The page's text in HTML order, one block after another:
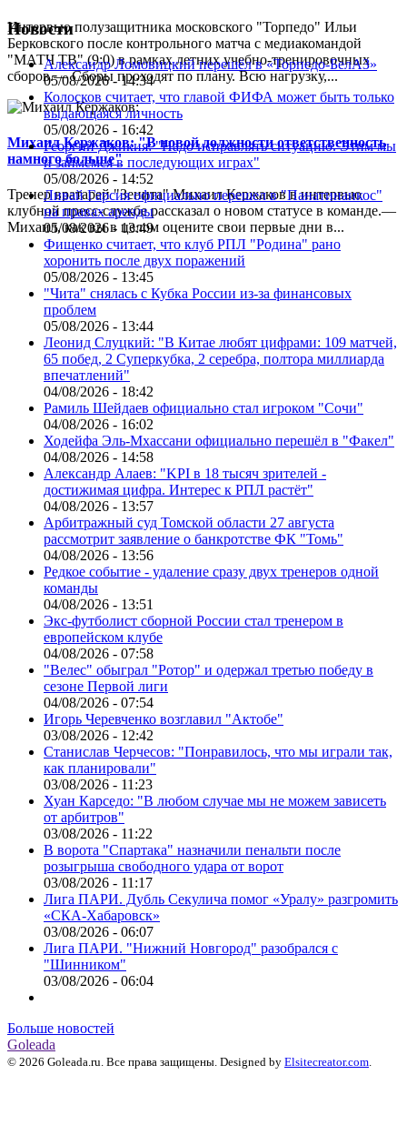
Интервью полузащитника московского "Торпедо" Ильи
Берковского после контрольного матча с медиакомандой
"МАТЧ ТВ" (9:0) в рамках летних учебно-тренировочных
сборов.— Сборы проходят по плану. Всю нагрузку,...
Михаил Кержаков: "В новой должности ответственность
намного больше"
Тренер вратарей "Зенита" Михаил Кержаков в интервью
клубной пресс-службе рассказал о новом статусе в команде.—
Михаил, как вы в целом оцените свои первые дни в...
Новости
Александр Ломовицкий перешёл в «Торпедо-БелАЗ»
05/08/2026 - 14:34
Колосков считает, что главой ФИФА может быть только
выдающаяся личность
05/08/2026 - 16:42
Георгий Джикия: "Надо исправлять ситуацию. Этим мы
и займёмся в последующих играх"
05/08/2026 - 14:52
Ливай Гарсия официально перешел в "Панатинаикос"
на правах аренды
05/08/2026 - 13:49
Фищенко считает, что клуб РПЛ "Родина" рано
хоронить после двух поражений
05/08/2026 - 13:45
"Чита" снялась с Кубка России из-за финансовых
проблем
05/08/2026 - 13:44
Леонид Слуцкий: "В Китае любят цифрами: 109 матчей,
65 побед, 2 Суперкубка, 2 серебра, полтора миллиарда
впечатлений"
04/08/2026 - 18:42
Рамиль Шейдаев официально стал игроком "Сочи"
04/08/2026 - 16:02
Ходейфа Эль-Мхассани официально перешёл в "Факел"
04/08/2026 - 14:58
Александр Алаев: "KPI в 18 тысяч зрителей -
достижимая цифра. Интерес к РПЛ растёт"
04/08/2026 - 13:57
Арбитражный суд Томской области 27 августа
рассмотрит заявление о банкротстве ФК "Томь"
04/08/2026 - 13:56
Редкое событие - удаление сразу двух тренеров одной
команды
04/08/2026 - 13:51
Экс-футболист сборной России стал тренером в
европейском клубе
04/08/2026 - 07:58
"Велес" обыграл "Ротор" и одержал третью победу в
сезоне Первой лиги
04/08/2026 - 07:54
Игорь Черевченко возглавил "Актобе"
03/08/2026 - 12:42
Станислав Черчесов: "Понравилось, что мы играли так,
как планировали"
03/08/2026 - 11:23
Хуан Карседо: "В любом случае мы не можем зависеть
от арбитров"
03/08/2026 - 11:22
В ворота "Спартака" назначили пенальти после
розыгрыша свободного удара от ворот
03/08/2026 - 11:17
Лига ПАРИ. Дубль Секулича помог «Уралу» разгромить
«СКА-Хабаровск»
03/08/2026 - 06:07
Лига ПАРИ. "Нижний Новгород" разобрался с
"Шинником"
03/08/2026 - 06:04
Больше новостей
Goleada
© 2026 Goleada.ru. Все права защищены. Designed by Elsitecreator.com